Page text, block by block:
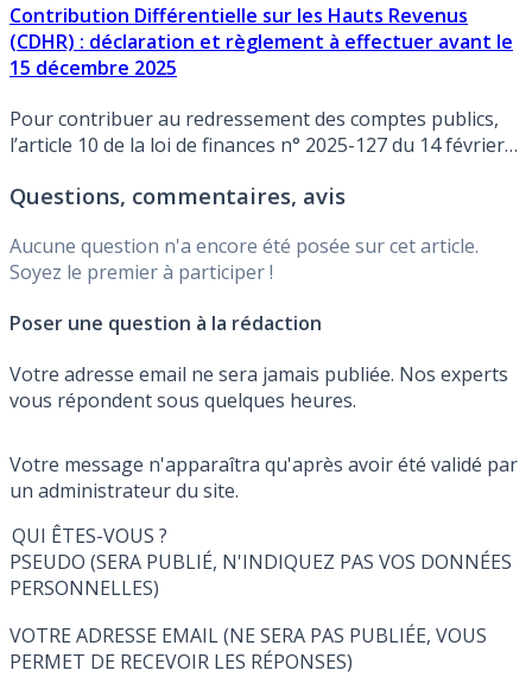
Contribution Différentielle sur les Hauts Revenus
(CDHR) : déclaration et règlement à effectuer avant le
15 décembre 2025
Pour contribuer au redressement des comptes publics,
l’article 10 de la loi de finances n° 2025-127 du 14 février
une imposition minimale de 20 % des plus hauts revenus.
Questions, commentaires, avis
Aucune question n'a encore été posée sur cet article.
Soyez le premier à participer !
Poser une question à la rédaction
Votre adresse email ne sera jamais publiée. Nos experts
vous répondent sous quelques heures.
Votre message n'apparaîtra qu'après avoir été validé par
un administrateur du site.
QUI ÊTES-VOUS ?
PSEUDO (SERA PUBLIÉ, N'INDIQUEZ PAS VOS DONNÉES
PERSONNELLES)
VOTRE ADRESSE EMAIL (NE SERA PAS PUBLIÉE, VOUS
PERMET DE RECEVOIR LES RÉPONSES)